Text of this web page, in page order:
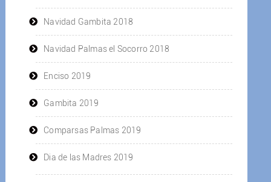
Navidad Gambita 2018
Navidad Palmas el Socorro 2018
Enciso 2019
Gambita 2019
Comparsas Palmas 2019
Dia de las Madres 2019